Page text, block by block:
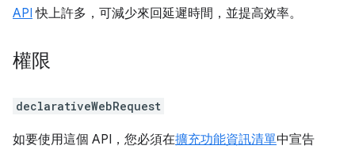
API 快上許多，可減少來回延遲時間，並提高效率。
權限
declarativeWebRequest
如要使用這個 API，您必須在擴充功能資訊清單中宣告